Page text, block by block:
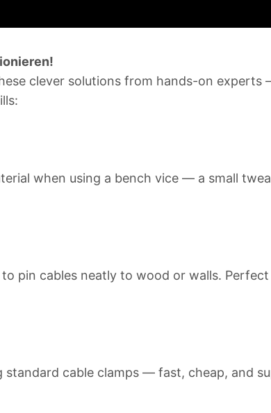
clever solutions from hands-on experts
when using a bench vice — a small
pin cables neatly to wood or walls.
standard cable clamps — fast, cheap, and